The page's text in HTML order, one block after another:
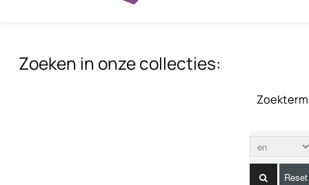
Zoeken in onze collecties:
Reset